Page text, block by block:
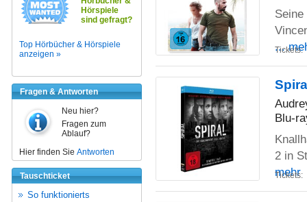
Hörspiele
sind gefragt?
Top Hörbücher & Hörspiele
anzeigen »
Fragen & Antworten
Neu hier?
Fragen zum
Ablauf?
Hier finden Sie Antworten
Tauschticket
So funktionierts
...
Tickets:
Blu-
2 in
mehr
Tickets: